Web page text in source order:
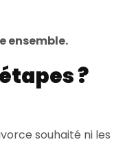
ensemble.
?
souhaité ni les